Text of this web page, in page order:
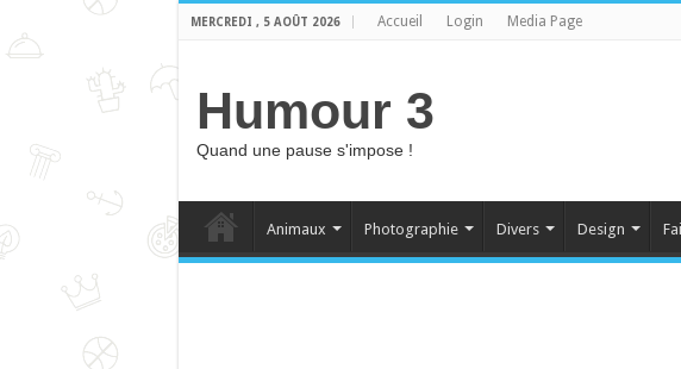
MERCREDI , 5 AOÛT 2026 Accueil Login Media Page
Humour 3
Quand une pause s'impose !
Animaux Photographie Divers Design Fail